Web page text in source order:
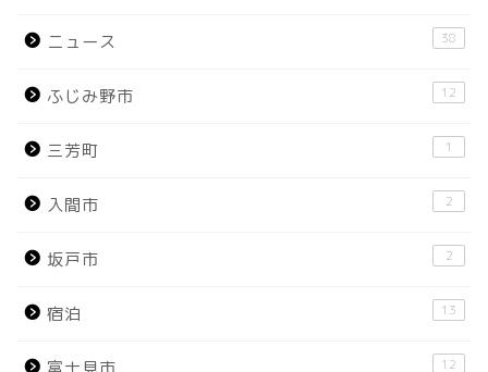
ニュース 38
ふじみ野市 12
三芳町 1
入間市 2
坂戸市 2
宿泊 13
12